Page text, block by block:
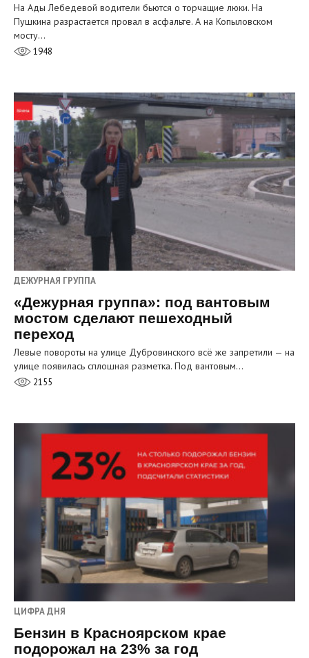
На Ады Лебедевой водители бьются о торчащие люки. На
Пушкина разрастается провал в асфальте. А на Копыловском
мосту…
1948
ДЕЖУРНАЯ ГРУППА
«Дежурная группа»: под вантовым
мостом сделают пешеходный
переход
Левые повороты на улице Дубровинского всё же запретили — на
улице появилась сплошная разметка. Под вантовым…
2155
ЦИФРА ДНЯ
Бензин в Красноярском крае
подорожал на 23% за год